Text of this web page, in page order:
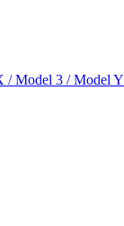
/ Model 3 / Model Y